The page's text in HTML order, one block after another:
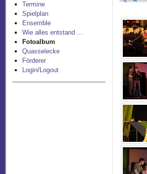
Termine
Spielplan
Ensemble
Wie alles entstand ...
Fotoalbum
Quasselecke
Förderer
Login/Logout